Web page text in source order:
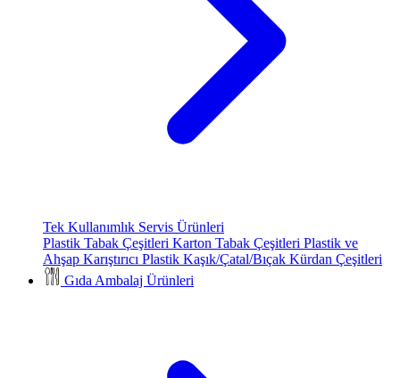
Tek Kullanımlık Servis Ürünleri
Plastik Tabak Çeşitleri Karton Tabak Çeşitleri Plastik ve
Ahşap Karıştırıcı Plastik Kaşık/Çatal/Bıçak Kürdan Çeşitleri
Gıda Ambalaj Ürünleri